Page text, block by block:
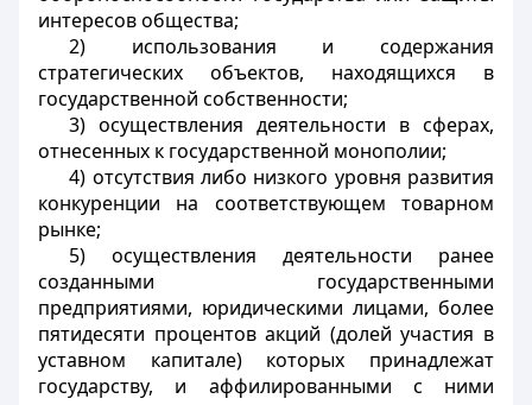
интересов общества;
2) использования и содержания
стратегических объектов, находящихся в
государственной собственности;
3) осуществления деятельности в сферах,
отнесенных к государственной монополии;
4) отсутствия либо низкого уровня развития
конкуренции на соответствующем товарном
рынке;
5) осуществления деятельности ранее
созданными государственными
предприятиями, юридическими лицами, более
пятидесяти процентов акций (долей участия в
уставном капитале) которых принадлежат
государству, и аффилированными с ними